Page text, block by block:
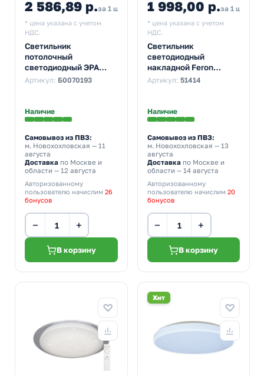
2 586,89 р.за 1 шт 2 874,32
* цена указана с учетом
НДС.
Светильник
потолочный
светодиодный ЭРА
SPB-6 Bella 48W
Артикул: Б0070193
Наличие
Самовывоз из ПВЗ:
м. Новохохловская — 11
августа
Доставка по Москве и
области — 12 августа
Авторизованному
пользователю начислим 26
бонусов
− +
В корзину
1 998,00 р.за 1 шт
* цена указана с учетом
НДС.
Светильник
светодиодный
накладной Feron
AL1500 56W
D375x65mm
Артикул: 51414
Наличие
Самовывоз из ПВЗ:
м. Новохохловская — 13
августа
Доставкапо Москве и
области — 14 августа
Авторизованному
пользователю начислим 20
бонусов
− +
В корзину
Хит